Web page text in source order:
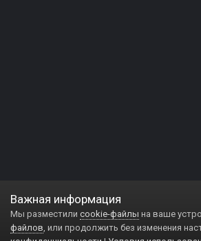
Важная информация
Мы разместили cookie-файлы на ваше
файлов, или продолжить без изменения